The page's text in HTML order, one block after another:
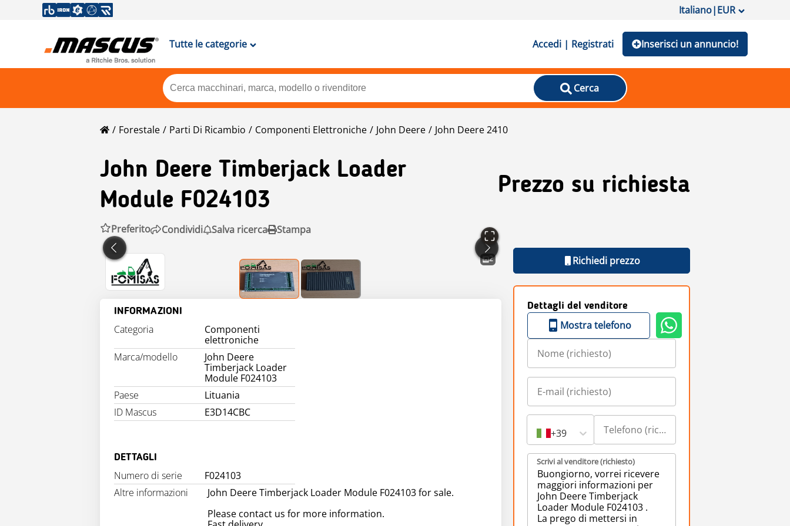
Italiano|EUR
Tutte le categorie Accedi | Registrati Inserisci un annuncio!
Cerca
Forestale Parti Di Ricambio Componenti Elettroniche John Deere John Deere 2410
John Deere Timberjack Loader
Module F024103
Prezzo su richiesta
Preferito Condividi Salva ricerca Stampa
2
INFORMAZIONI
Categoria
Componenti
elettroniche
Marca/modello
John Deere
Timberjack Loader
Module F024103
Paese
Lituania
ID Mascus
E3D14CBC
DETTAGLI
Numero di serie
F024103
Altre informazioni
John Deere Timberjack Loader Module F024103 for sale.
Please contact us for more information.
Richiedi prezzo
Dettagli del venditore
Mostra telefono
+39
Scrivi al venditore (richiesto)